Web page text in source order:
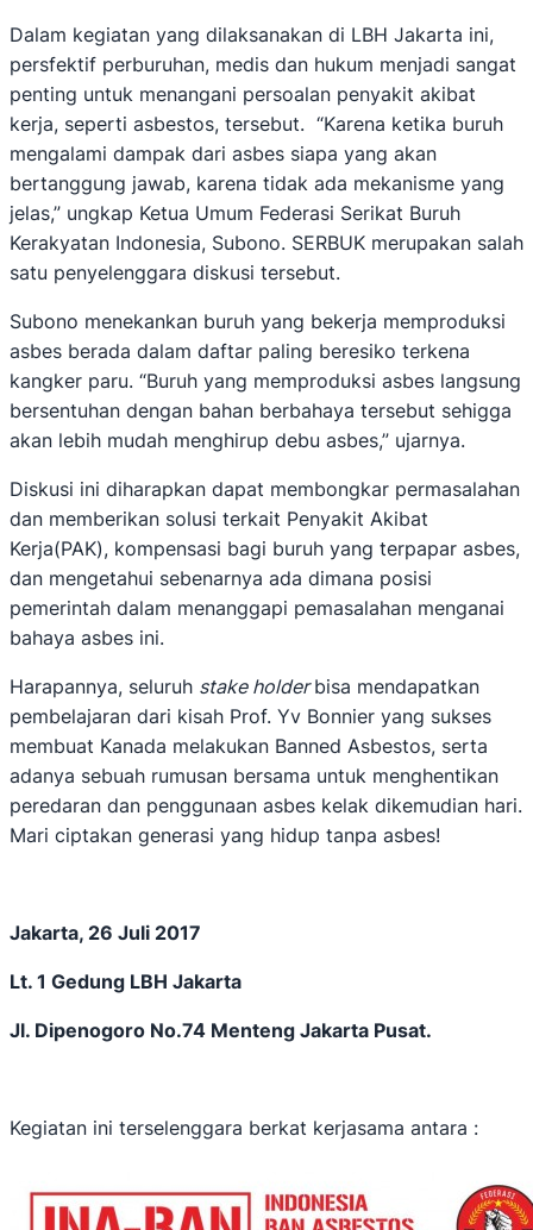
Dalam kegiatan yang dilaksanakan di LBH Jakarta ini,
persfektif perburuhan, medis dan hukum menjadi sangat
penting untuk menangani persoalan penyakit akibat
kerja, seperti asbestos, tersebut. “Karena ketika buruh
mengalami dampak dari asbes siapa yang akan
bertanggung jawab, karena tidak ada mekanisme yang
jelas,” ungkap Ketua Umum Federasi Serikat Buruh
Kerakyatan Indonesia, Subono. SERBUK merupakan salah
satu penyelenggara diskusi tersebut.
Subono menekankan buruh yang bekerja memproduksi
asbes berada dalam daftar paling beresiko terkena
kangker paru. “Buruh yang memproduksi asbes langsung
bersentuhan dengan bahan berbahaya tersebut sehigga
akan lebih mudah menghirup debu asbes,” ujarnya.
Diskusi ini diharapkan dapat membongkar permasalahan
dan memberikan solusi terkait Penyakit Akibat
Kerja(PAK), kompensasi bagi buruh yang terpapar asbes,
dan mengetahui sebenarnya ada dimana posisi
pemerintah dalam menanggapi pemasalahan menganai
bahaya asbes ini.
Harapannya, seluruh stake holderbisa mendapatkan
pembelajaran dari kisah Prof. Yv Bonnier yang sukses
membuat Kanada melakukan Banned Asbestos, serta
adanya sebuah rumusan bersama untuk menghentikan
peredaran dan penggunaan asbes kelak dikemudian hari.
Mari ciptakan generasi yang hidup tanpa asbes!
Jakarta, 26 Juli 2017
Lt. 1 Gedung LBH Jakarta
Jl. Dipenogoro No.74 Menteng Jakarta Pusat.
Kegiatan ini terselenggara berkat kerjasama antara :